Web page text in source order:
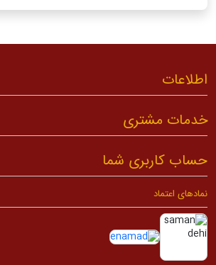
اطلاعات
خدمات مشتری
حساب کاربری شما
نمادهای اعتماد